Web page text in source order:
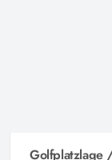
Golfplatzlage